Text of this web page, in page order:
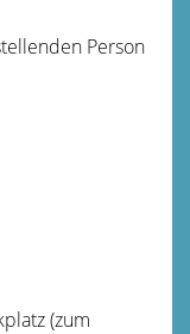
Person
(zum